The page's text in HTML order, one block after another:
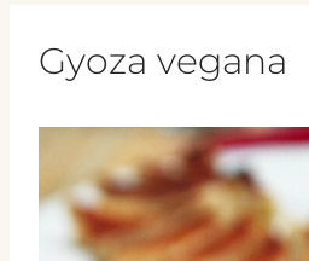
Gyoza vegana